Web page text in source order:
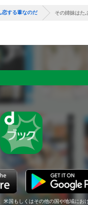
恋する葦なのだ その姉妹はた
米国もしくはその他の国や地域にお